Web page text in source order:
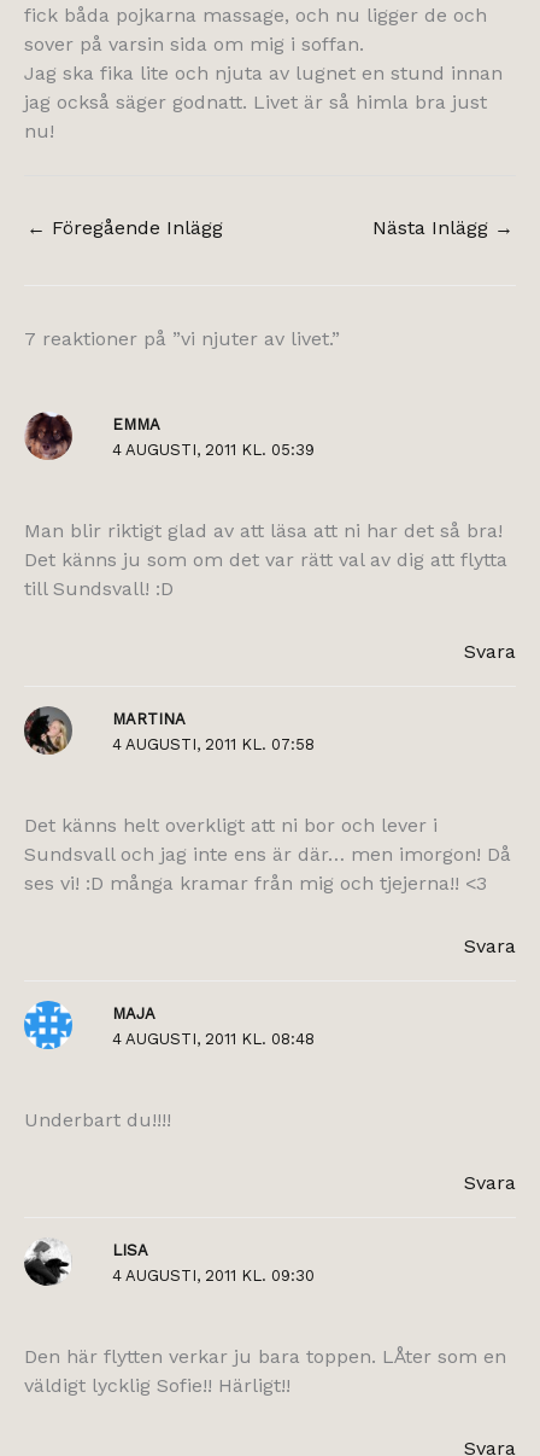
fick båda pojkarna massage, och nu ligger de och
sover på varsin sida om mig i soffan.
Jag ska fika lite och njuta av lugnet en stund innan
jag också säger godnatt. Livet är så himla bra just
nu!
← Föregående Inlägg Nästa Inlägg →
7 reaktioner på ”vi njuter av livet.”
EMMA
4 AUGUSTI, 2011 KL. 05:39
Man blir riktigt glad av att läsa att ni har det så bra!
Det känns ju som om det var rätt val av dig att flytta
till Sundsvall! :D
Svara
MARTINA
4 AUGUSTI, 2011 KL. 07:58
Det känns helt overkligt att ni bor och lever i
Sundsvall och jag inte ens är där… men imorgon! Då
ses vi! :D många kramar från mig och tjejerna!! <3
Svara
MAJA
4 AUGUSTI, 2011 KL. 08:48
Underbart du!!!!
Svara
LISA
4 AUGUSTI, 2011 KL. 09:30
Den här flytten verkar ju bara toppen. LÅter som en
väldigt lycklig Sofie!! Härligt!!
Svara